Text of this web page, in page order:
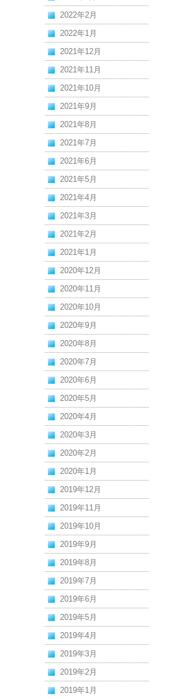
2022年2月
2022年1月
2021年12月
2021年11月
2021年10月
2021年9月
2021年8月
2021年7月
2021年6月
2021年5月
2021年4月
2021年3月
2021年2月
2021年1月
2020年12月
2020年11月
2020年10月
2020年9月
2020年8月
2020年7月
2020年6月
2020年5月
2020年4月
2020年3月
2020年2月
2020年1月
2019年12月
2019年11月
2019年10月
2019年9月
2019年8月
2019年7月
2019年6月
2019年5月
2019年4月
2019年3月
2019年2月
2019年1月